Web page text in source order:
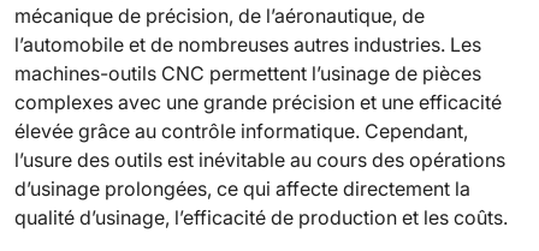
mécanique de précision, de l’aéronautique, de
l’automobile et de nombreuses autres industries. Les
machines-outils CNC permettent l’usinage de pièces
complexes avec une grande précision et une efficacité
élevée grâce au contrôle informatique. Cependant,
l’usure des outils est inévitable au cours des opérations
d’usinage prolongées, ce qui affecte directement la
qualité d’usinage, l’efficacité de production et les coûts.